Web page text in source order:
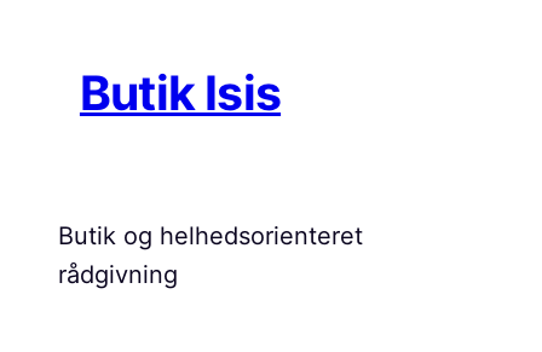
Butik Isis
Butik og helhedsorienteret
rådgivning